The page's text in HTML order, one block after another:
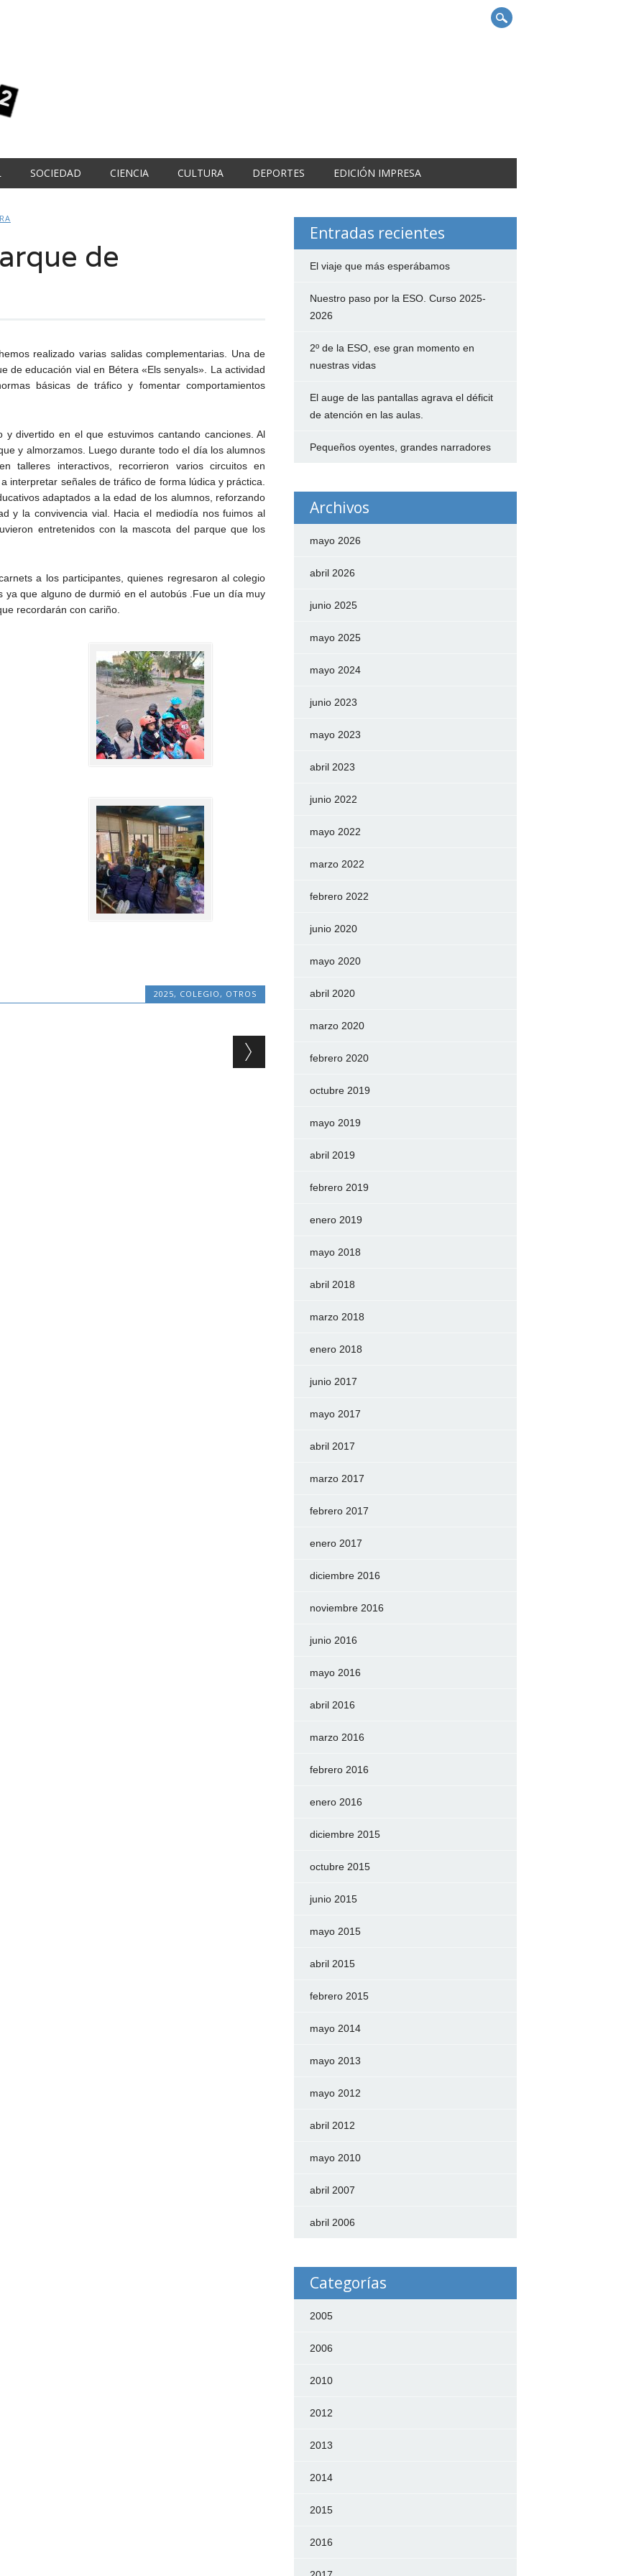
SOCIEDAD CIENCIA CULTURA DEPORTES EDICIÓN IMPRESA
de
realizado varias salidas complementarias. Una de
de educación vial en Bétera «Els senyals». La actividad
básicas de tráfico y fomentar comportamientos
divertido en el que estuvimos cantando canciones. Al
y almorzamos. Luego durante todo el día los alumnos
talleres interactivos, recorrieron varios circuitos en
interpretar señales de tráfico de forma lúdica y práctica.
adaptados a la edad de los alumnos, reforzando
y la convivencia vial. Hacia el mediodía nos fuimos al
entretenidos con la mascota del parque que los
a los participantes, quienes regresaron al colegio
ya que alguno de durmió en el autobús .Fue un día muy
recordarán con cariño.
2025, COLEGIO, OTROS
Entradas recientes
El viaje que más esperábamos
Nuestro paso por la ESO. Curso 2025-
2026
2º de la ESO, ese gran momento en
nuestras vidas
El auge de las pantallas agrava el déficit
de atención en las aulas.
Pequeños oyentes, grandes narradores
Archivos
mayo 2026
abril 2026
junio 2025
mayo 2025
mayo 2024
junio 2023
mayo 2023
abril 2023
junio 2022
mayo 2022
marzo 2022
febrero 2022
junio 2020
mayo 2020
abril 2020
marzo 2020
febrero 2020
octubre 2019
mayo 2019
abril 2019
febrero 2019
enero 2019
mayo 2018
abril 2018
marzo 2018
enero 2018
junio 2017
mayo 2017
abril 2017
marzo 2017
febrero 2017
enero 2017
diciembre 2016
noviembre 2016
junio 2016
mayo 2016
abril 2016
marzo 2016
febrero 2016
enero 2016
diciembre 2015
octubre 2015
junio 2015
mayo 2015
abril 2015
febrero 2015
mayo 2014
mayo 2013
mayo 2012
abril 2012
mayo 2010
abril 2007
abril 2006
Categorías
2005
2006
2010
2012
2013
2014
2015
2016